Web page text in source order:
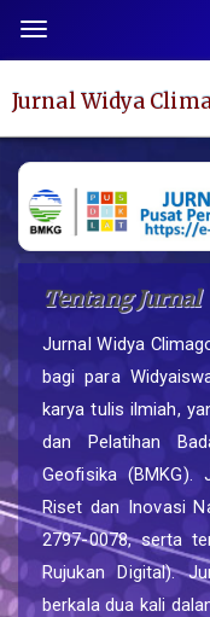
halaman
Navigasi
Isi
Utama
Bilah
Samping
Toggle
navigation
Jurnal Widya
Tentang Jurnal
Jurnal Widya
bagi para
karya tulis ilmiah,
dan Pelatihan
Geofisika
Riset dan Inovasi
2797-0078, serta
Rujukan Digital).
berkala dua kali